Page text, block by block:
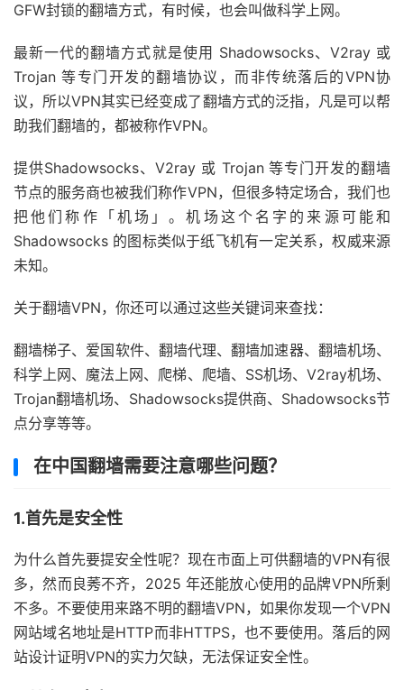
GFW封锁的翻墙方式，有时候，也会叫做科学上网。
最新一代的翻墙方式就是使用 Shadowsocks、V2ray 或
Trojan 等专门开发的翻墙协议，而非传统落后的VPN协
议，所以VPN其实已经变成了翻墙方式的泛指，凡是可以帮
助我们翻墙的，都被称作VPN。
提供Shadowsocks、V2ray 或 Trojan 等专门开发的翻墙
节点的服务商也被我们称作VPN，但很多特定场合，我们也
把他们称作「机场」。机场这个名字的来源可能和
Shadowsocks 的图标类似于纸飞机有一定关系，权威来源
未知。
关于翻墙VPN，你还可以通过这些关键词来查找：
翻墙梯子、爱国软件、翻墙代理、翻墙加速器、翻墙机场、
科学上网、魔法上网、爬梯、爬墙、SS机场、V2ray机场、
Trojan翻墙机场、Shadowsocks提供商、Shadowsocks节
点分享等等。
在中国翻墙需要注意哪些问题？
1.首先是安全性
为什么首先要提安全性呢？现在市面上可供翻墙的VPN有很
多，然而良莠不齐，2025 年还能放心使用的品牌VPN所剩
不多。不要使用来路不明的翻墙VPN，如果你发现一个VPN
网站域名地址是HTTP而非HTTPS，也不要使用。落后的网
站设计证明VPN的实力欠缺，无法保证安全性。